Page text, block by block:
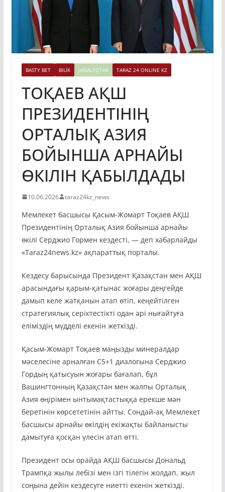
BASTY BET BILİK JAŃALYQTAR TARAZ 24 ONLINE KZ
ТОҚАЕВ АҚШ
ПРЕЗИДЕНТІНІҢ
ОРТАЛЫҚ АЗИЯ
БОЙЫНША АРНАЙЫ
ӨКІЛІН ҚАБЫЛДАДЫ
10.06.2026 taraz24kz_news
Мемлекет басшысы Қасым-Жомарт Тоқаев АҚШ
Президентінің Орталық Азия бойынша арнайы
өкілі Серджио Гормен кездесті, — деп хабарлайды
«Taraz24news.kz» ақпараттық порталы.
Кездесу барысында Президент Қазақстан мен АҚШ
арасындағы қарым-қатынас жоғары деңгейде
дамып келе жатқанын атап өтіп, кеңейтілген
стратегиялық серіктестікті одан әрі нығайтуға
еліміздің мүдделі екенін жеткізді.
Қасым-Жомарт Тоқаев маңызды минералдар
мәселесіне арналған C5+1 диалогына Серджио
Гордың қатысуын жоғары бағалап, бұл
Вашингтонның Қазақстан мен жалпы Орталық
Азия өңірімен ынтымақтастыққа ерекше мән
беретінін көрсететінін айтты. Сондай-ақ Мемлекет
басшысы арнайы өкілдің екіжақты байланысты
дамытуға қосқан үлесін атап өтті.
Президент осы орайда АҚШ басшысы Дональд
Трампқа жылы лебізі мен ізгі тілегін жолдап, жыл
соңына дейін кездесуге ниетті екенін жеткізді.